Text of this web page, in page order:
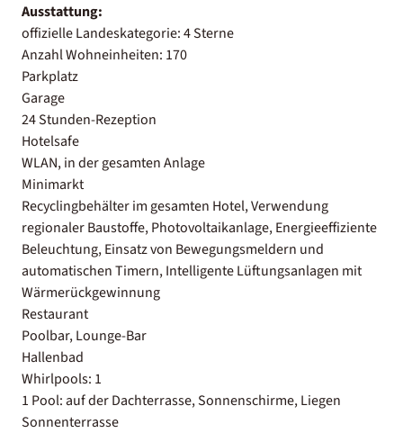
Ausstattung:
offizielle Landeskategorie: 4 Sterne
Anzahl Wohneinheiten: 170
Parkplatz
Garage
24 Stunden-Rezeption
Hotelsafe
WLAN, in der gesamten Anlage
Minimarkt
Recyclingbehälter im gesamten Hotel, Verwendung
regionaler Baustoffe, Photovoltaikanlage, Energieeffiziente
Beleuchtung, Einsatz von Bewegungsmeldern und
automatischen Timern, Intelligente Lüftungsanlagen mit
Wärmerückgewinnung
Restaurant
Poolbar, Lounge-Bar
Hallenbad
Whirlpools: 1
1 Pool: auf der Dachterrasse, Sonnenschirme, Liegen
Sonnenterrasse